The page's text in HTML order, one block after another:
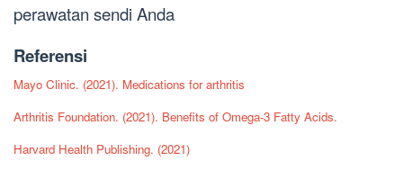
perawatan sendi Anda
Referensi
Mayo Clinic. (2021). Medications for arthritis
Arthritis Foundation. (2021). Benefits of Omega-3 Fatty Acids.
Harvard Health Publishing. (2021)